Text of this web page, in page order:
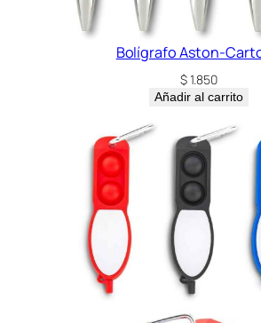
Bolígrafo Aston-
$1.850
Añadir al carrito